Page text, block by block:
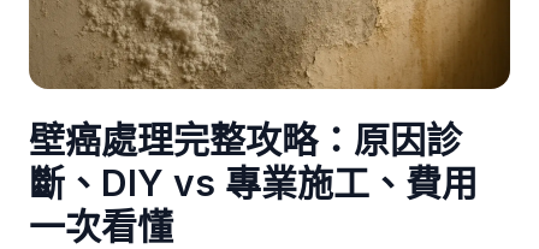
壁癌處理完整攻略：原因診
斷、DIY vs 專業施工、費用
一次看懂